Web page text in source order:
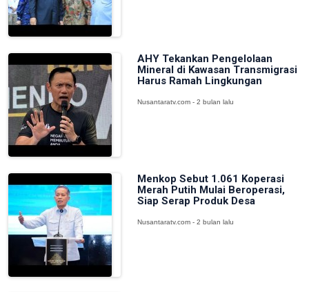
AHY Tekankan Pengelolaan
Mineral di Kawasan Transmigrasi
Harus Ramah Lingkungan
Nusantaratv.com - 2 bulan lalu
Menkop Sebut 1.061 Koperasi
Merah Putih Mulai Beroperasi,
Siap Serap Produk Desa
Nusantaratv.com - 2 bulan lalu